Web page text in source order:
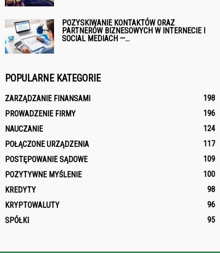
POZYSKIWANIE KONTAKTÓW ORAZ
PARTNERÓW BIZNESOWYCH W INTERNECIE I
SOCIAL MEDIACH —...
POPULARNE KATEGORIE
ZARZĄDZANIE FINANSAMI
198
PROWADZENIE FIRMY
196
NAUCZANIE
124
POŁĄCZONE URZĄDZENIA
117
POSTĘPOWANIE SĄDOWE
109
POZYTYWNE MYŚLENIE
100
KREDYTY
98
KRYPTOWALUTY
96
SPÓŁKI
95